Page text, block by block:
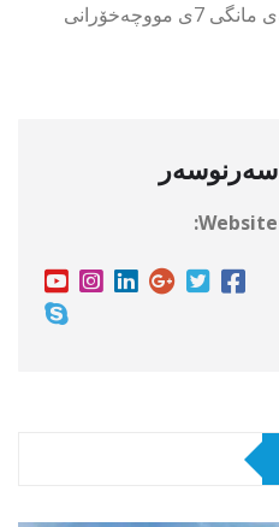
مووچەدا نەماوەو سبەی مووچەی مانگی 7ی مووچەخۆرانی
سەرنوسەر
Website: